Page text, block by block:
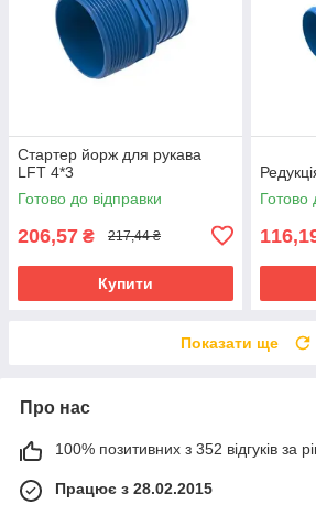
Стартер йорж для рукава
LFT 4*3
Готово до відправки
206,57 ₴ 217,44 ₴
Купити
Готово
Показати ще
Про нас
100% позитивних з 352 відгуків за
Працює з 28.02.2015